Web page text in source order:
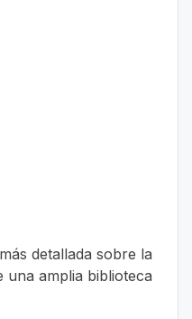
detallada sobre la
amplia biblioteca